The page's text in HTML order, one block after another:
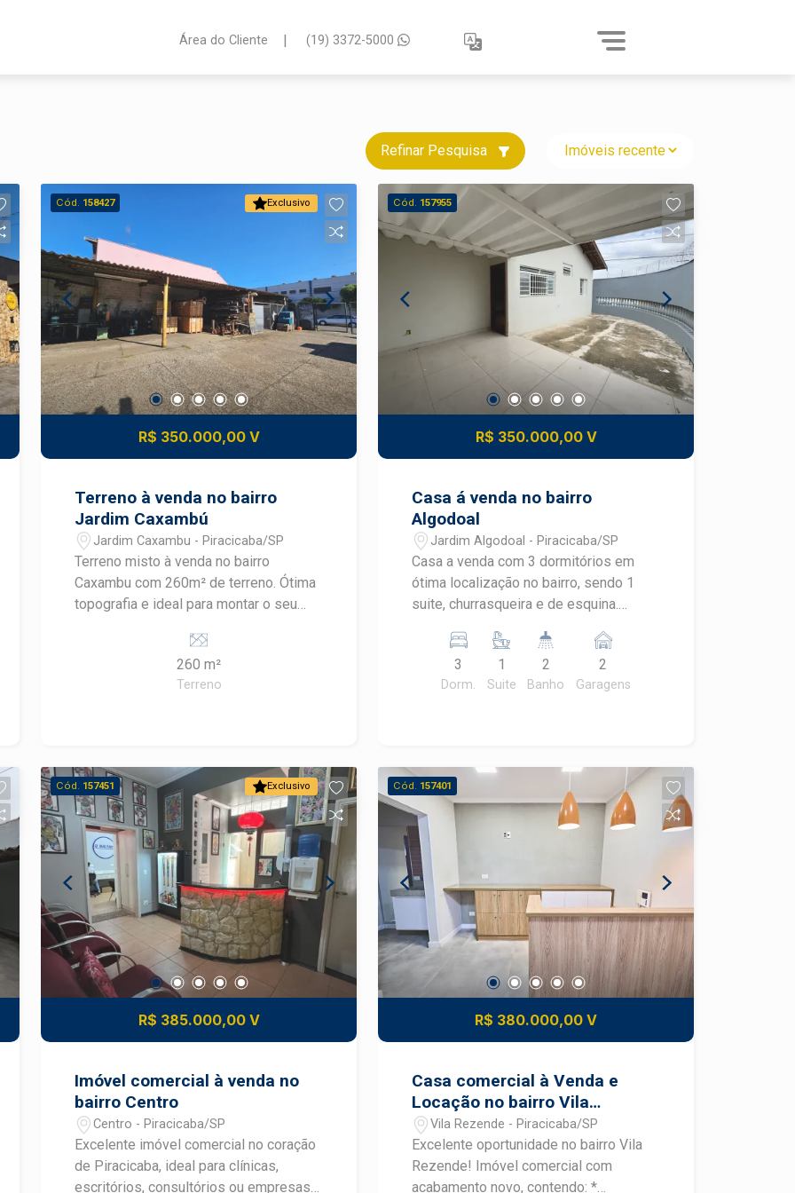
Área do Cliente | (19) 3372-5000
Refinar Pesquisa
Exclusivo
Cód. 158427
R$ 350.000,00 V
Terreno à venda no bairro
Jardim Caxambú
Jardim Caxambu - Piracicaba/SP
Terreno misto à venda no bairro
Caxambu com 260m² de terreno. Ótima
topografia e ideal para montar o seu
260 m²
Terreno
Cód. 157955
R$ 350.000,00 V
Casa á venda no bairro
Algodoal
Jardim Algodoal - Piracicaba/SP
Casa a venda com 3 dormitórios em
ótima localização no bairro, sendo 1
suite, churrasqueira e de esquina.
especialistas!!
3
Dorm.
1
Suite
2
Banho
2
Garagens
Exclusivo
Cód. 157451
R$ 385.000,00 V
Imóvel comercial à venda no
bairro Centro
Centro - Piracicaba/SP
Excelente imóvel comercial no coração
de Piracicaba, ideal para clínicas,
escritórios, consultórios ou empresas
Cód. 157401
R$ 380.000,00 V
Casa comercial à Venda e
Locação no bairro Vila
Rezende
Vila Rezende - Piracicaba/SP
Excelente oportunidade no bairro Vila
Rezende! Imóvel comercial com
acabamento novo, contendo: *